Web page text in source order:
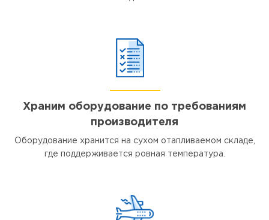
Храним оборудование по требованиям
производителя
Оборудование хранится на сухом отапливаемом складе,
где поддерживается ровная температура.